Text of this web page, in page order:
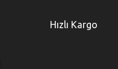
Hızlı Kargo